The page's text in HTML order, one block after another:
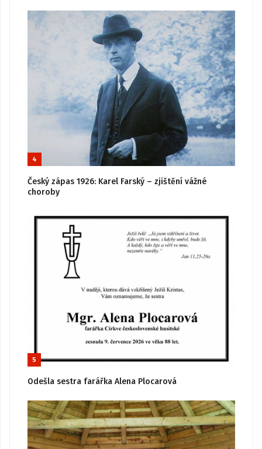
4
Český zápas 1926: Karel Farský – zjištění vážné
choroby
5
Odešla sestra farářka Alena Plocarová